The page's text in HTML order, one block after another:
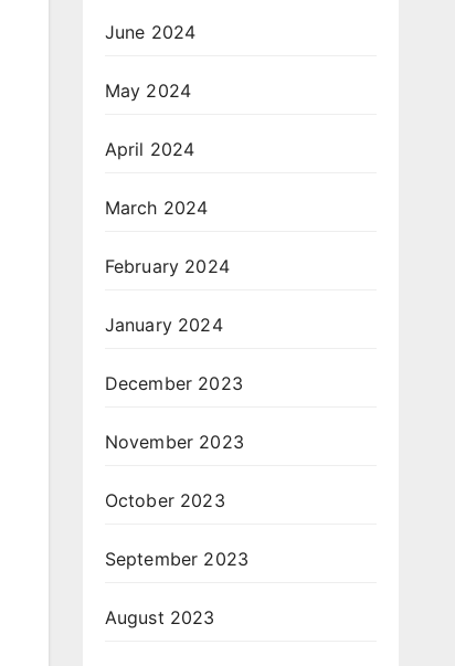
June 2024
May 2024
April 2024
March 2024
February 2024
January 2024
December 2023
November 2023
October 2023
September 2023
August 2023